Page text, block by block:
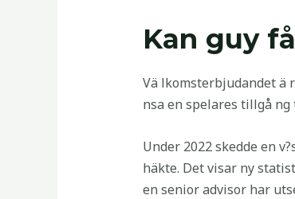
Kan guy
Vä lkomsterbjudandet ä
nsa en spelares tillgå
Under 2022 skedde en
häkte. Det visar ny
en senior advisor har